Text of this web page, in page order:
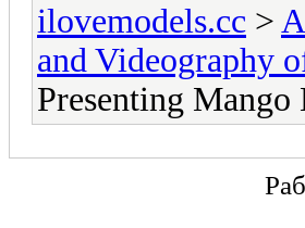
ilovemodels.cc >
and Videography
Presenting Mango